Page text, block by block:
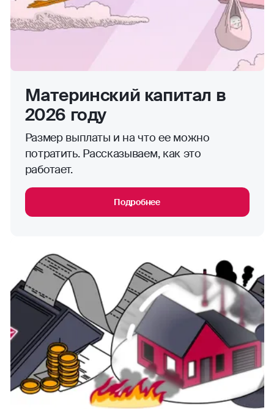
Материнский капитал в
2026 году
Размер выплаты и на что ее можно
потратить. Рассказываем, как это
работает.
Подробнее